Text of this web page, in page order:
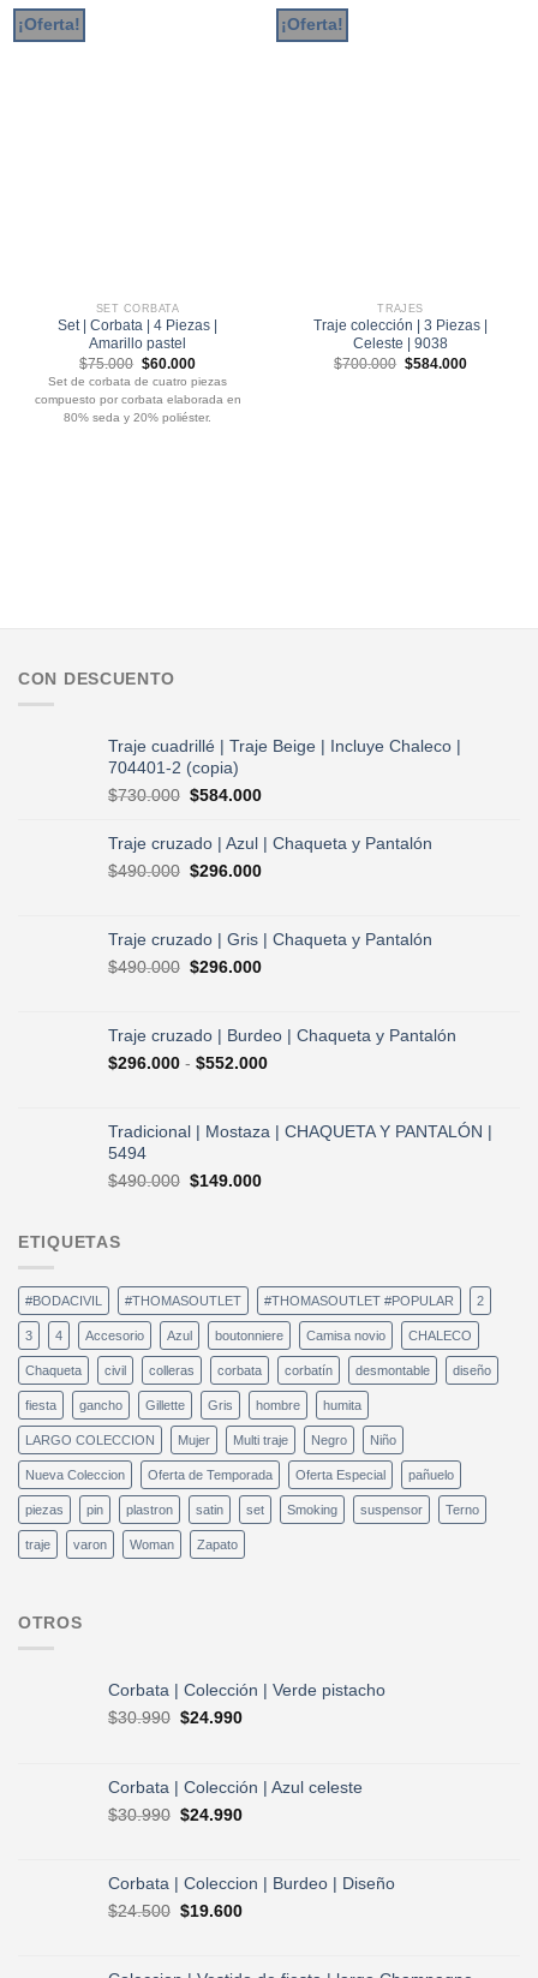
¡Oferta!
SET CORBATA
Set | Corbata | 4 Piezas |
Amarillo pastel
$75.000 El
precio
original
era:
$75.000.
$60.000El
precio
actual
es:
$60.000.
Set de corbata de cuatro piezas
compuesto por corbata elaborada en
80% seda y 20% poliéster.
¡Oferta!
TRAJES
Traje colección | 3 Piezas |
Celeste | 9038
$700.000 El
precio
$584.000El
CON DESCUENTO
Traje cuadrillé | Traje Beige | Incluye Chaleco |
704401-2 (copia)
$730.000 El
original
era:
$730.000.
$584.000El
actual
es:
Traje cruzado | Azul | Chaqueta y Pantalón
$490.000 El
era:
$490.000.
$296.000El
es:
Traje cruzado | Gris | Chaqueta y Pantalón
$490.000 El
era:
$490.000.
$296.000El
es:
Traje cruzado | Burdeo | Chaqueta y Pantalón
$296.000 - $552.000Rango
desde
Tradicional | Mostaza | CHAQUETA Y PANTALÓN |
5494
$490.000 El
$149.000El
ETIQUETAS
#BODACIVIL #THOMASOUTLET #THOMASOUTLET #POPULAR 2
3 4 Accesorio Azul boutonniere Camisa novio CHALECO
Chaqueta civil colleras corbata corbatín desmontable diseño
fiesta gancho Gillette Gris hombre humita
LARGO COLECCION Mujer Multi traje Negro Niño
Nueva Coleccion Oferta de Temporada Oferta Especial pañuelo
piezas pin plastron satin set Smoking suspensor Terno
traje varon Woman Zapato
OTROS
Corbata | Colección | Verde pistacho
$30.990 El
era:
$24.990El
es:
$24.990.
Corbata | Colección | Azul celeste
$30.990 El
era:
$30.990.
$24.990El
es:
Corbata | Coleccion | Burdeo | Diseño
$24.500 El
$19.600El